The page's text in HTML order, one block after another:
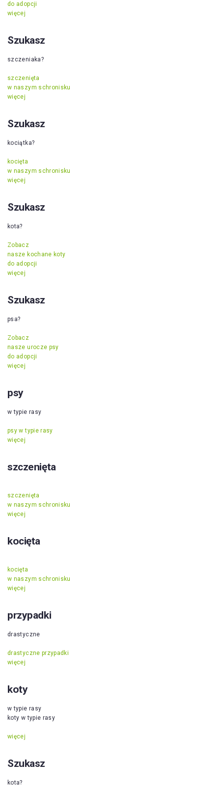
do adopcji
więcej
Szukasz
szczeniaka?
szczenięta
w naszym schronisku
więcej
Szukasz
kociątka?
kocięta
w naszym schronisku
więcej
Szukasz
kota?
Zobacz
nasze kochane koty
do adopcji
więcej
Szukasz
psa?
Zobacz
nasze urocze psy
do adopcji
więcej
psy
w typie rasy
psy w typie rasy
więcej
szczenięta
szczenięta
w naszym schronisku
więcej
kocięta
kocięta
w naszym schronisku
więcej
przypadki
drastyczne
drastyczne przypadki
więcej
koty
w typie rasy
koty w typie rasy
więcej
Szukasz
kota?